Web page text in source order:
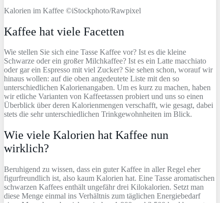
Kalorien im Kaffee ©iStockphoto/Rawpixel
Kaffee hat viele Facetten
Wie stellen Sie sich eine Tasse Kaffee vor? Ist es die kleine
Schwarze oder ein großer Milchkaffee? Ist es ein Latte macchiato
oder gar ein Espresso mit viel Zucker? Sie sehen schon, worauf wir
hinaus wollen: auf die oben angedeutete Liste mit den so
unterschiedlichen Kalorienangaben. Um es kurz zu machen, haben
wir etliche Varianten von Kaffeetassen probiert und uns so einen
Überblick über deren Kalorienmengen verschafft, wie gesagt, dabei
stets die sehr unterschiedlichen Trinkgewohnheiten im Blick.
Wie viele Kalorien hat Kaffee nun
wirklich?
Beruhigend zu wissen, dass ein guter Kaffee in aller Regel eher
figurfreundlich ist, also kaum Kalorien hat. Eine Tasse aromatischen
schwarzen Kaffees enthält ungefähr drei Kilokalorien. Setzt man
diese Menge einmal ins Verhältnis zum täglichen Energiebedarf